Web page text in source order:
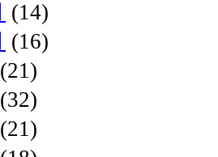
(14)
(16)
(21)
(32)
(21)